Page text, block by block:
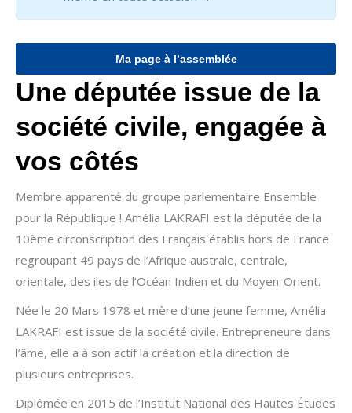
Ma page à l’assemblée
Une députée issue de la
société civile, engagée à
vos côtés
Membre apparenté du groupe parlementaire Ensemble
pour la République ! Amélia LAKRAFI est la députée de la
10ème circonscription des Français établis hors de France
regroupant 49 pays de l’Afrique australe, centrale,
orientale, des iles de l’Océan Indien et du Moyen-Orient.
Née le 20 Mars 1978 et mère d’une jeune femme, Amélia
LAKRAFI est issue de la société civile. Entrepreneure dans
l’âme, elle a à son actif la création et la direction de
plusieurs entreprises.
Diplômée en 2015 de l’Institut National des Hautes Études